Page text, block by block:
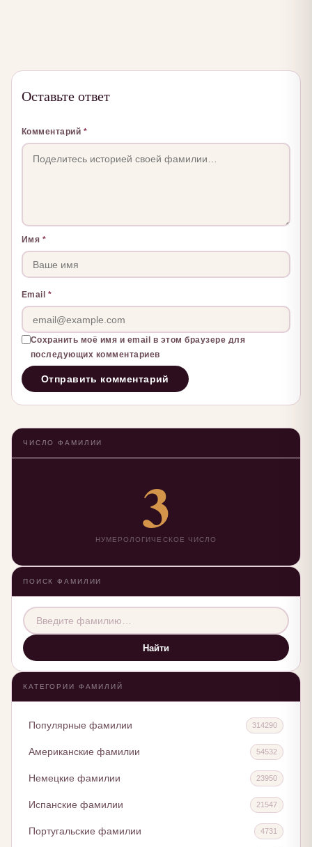
Оставьте ответ
Комментарий *
Имя *
Email *
Сохранить моё имя и email в этом браузере для
последующих комментариев
ЧИСЛО ФАМИЛИИ
3
НУМЕРОЛОГИЧЕСКОЕ ЧИСЛО
ПОИСК ФАМИЛИИ
Найти
КАТЕГОРИИ ФАМИЛИЙ
Популярные фамилии 314290
Американские фамилии 54532
Немецкие фамилии 23950
Испанские фамилии 21547
Португальские фамилии 4731